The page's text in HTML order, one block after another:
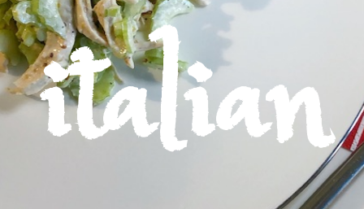
italian